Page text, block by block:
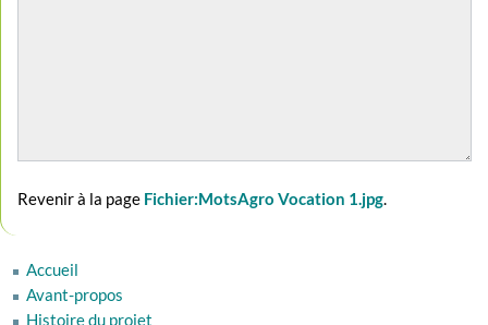
Revenir à la page Fichier:MotsAgro Vocation 1.jpg.
Accueil
Avant-propos
Histoire du projet